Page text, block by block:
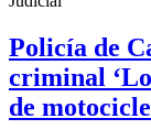
Policía de
criminal
de